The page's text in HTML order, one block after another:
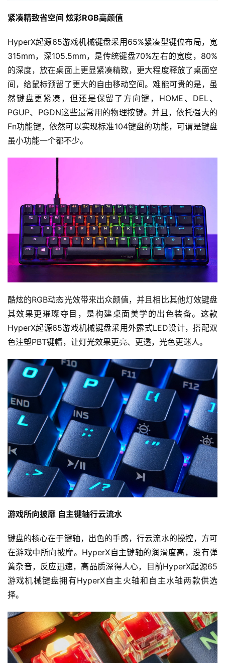
紧凑精致省空间 炫彩RGB高颜值
HyperX起源65游戏机械键盘采用65%紧凑型键位布局，宽
315mm，深105.5mm，是传统键盘70%左右的宽度，80%
的深度，放在桌面上更显紧凑精致，更大程度释放了桌面空
间，给鼠标预留了更大的自由移动空间。难能可贵的是，虽
然键盘更紧凑，但还是保留了方向键，HOME、DEL、
PGUP、PGDN这些最常用的物理按键。并且，依托强大的
Fn功能键，依然可以实现标准104键盘的功能，可谓是键盘
虽小功能一个都不少。
酷炫的RGB动态光效带来出众颜值，并且相比其他灯效键盘
其效果更璀璨夺目，是构建桌面美学的出色装备。这款
HyperX起源65游戏机械键盘采用外露式LED设计，搭配双
色注塑PBT键帽，让灯光效果更亮、更透，光色更迷人。
游戏所向披靡 自主键轴行云流水
键盘的核心在于键轴，出色的手感，行云流水的操控，方可
在游戏中所向披靡。HyperX自主键轴的润滑度高，没有弹
簧杂音，反应迅速，高品质深得人心，目前HyperX起源65
游戏机械键盘拥有HyperX自主火轴和自主水轴两款供选
择。